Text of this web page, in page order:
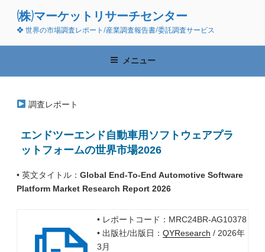
ン
(株)マーケットリサーチセンター
❖ 世界の市場調査レポート/産業調査報告書/委託調査サービス
メニュー
調査レポート
エンドツーエンド自動車用ソフトウェアプラ
ットフォームの世界市場2026
• 英文タイトル： Global End-To-End Automotive Software
Platform Market Research Report 2026
• レポートコード：MRC24BR-AG10378
• 出版社/出版日： QYResearch / 2026年
3月